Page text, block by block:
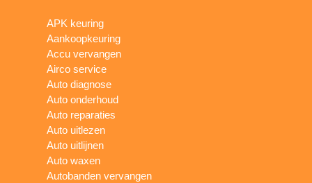
APK keuring
Aankoopkeuring
Accu vervangen
Airco service
Auto diagnose
Auto onderhoud
Auto reparaties
Auto uitlezen
Auto uitlijnen
Auto waxen
Autobanden vervangen